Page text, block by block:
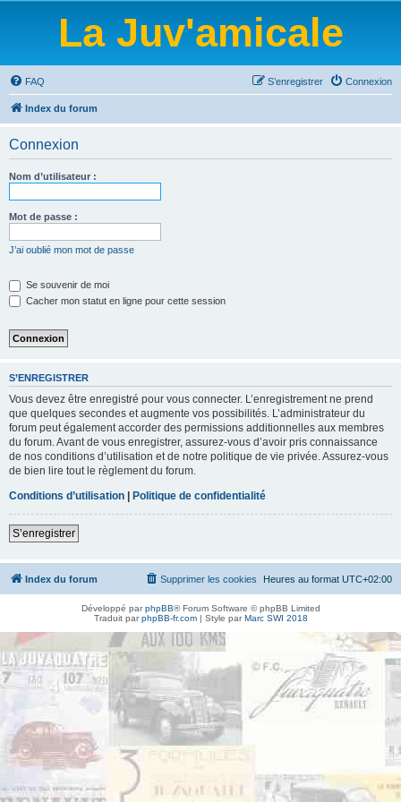
La Juv'amicale
FAQ Connexion
S’enregistrer
Index du forum
Connexion
Nom d’utilisateur :
Mot de passe :
J’ai oublié mon mot de passe
Se souvenir de moi
Cacher mon statut en ligne pour cette session
S’ENREGISTRER
Vous devez être enregistré pour vous connecter. L’enregistrement ne prend
que quelques secondes et augmente vos possibilités. L’administrateur du
forum peut également accorder des permissions additionnelles aux membres
du forum. Avant de vous enregistrer, assurez-vous d’avoir pris connaissance
de nos conditions d’utilisation et de notre politique de vie privée. Assurez-vous
de bien lire tout le règlement du forum.
Conditions d’utilisation | Politique de confidentialité
S’enregistrer
Index du forum Heures au format UTC+02:00
Supprimer les cookies
Développé parphpBB® Forum Software © phpBB Limited
Traduit parphpBB-fr.com| Style parMarc SWI 2018